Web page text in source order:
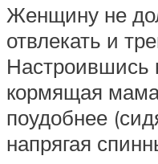
Женщину не
отвлекать и
Настроившись
кормящая
поудобнее
напрягая